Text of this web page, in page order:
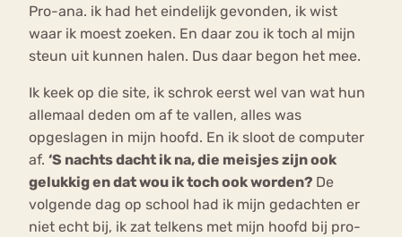
Pro-ana. ik had het eindelijk gevonden, ik wist
waar ik moest zoeken. En daar zou ik toch al mijn
steun uit kunnen halen. Dus daar begon het mee.
Ik keek op die site, ik schrok eerst wel van wat hun
allemaal deden om af te vallen, alles was
opgeslagen in mijn hoofd. En ik sloot de computer
af. ‘S nachts dacht ik na, die meisjes zijn ook
gelukkig en dat wou ik toch ook worden? De
volgende dag op school had ik mijn gedachten er
niet echt bij, ik zat telkens met mijn hoofd bij pro-